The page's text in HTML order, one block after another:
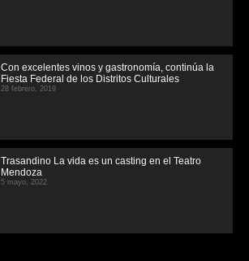
Con excelentes vinos y gastronomía, continúa la
Fiesta Federal de los Distritos Culturales
28 febrero, 2019
Trasandino La vida es un casting en el Teatro
Mendoza
5 mayo, 2022